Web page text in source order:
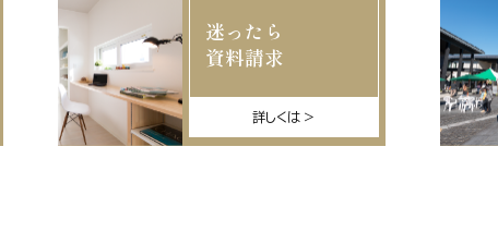
迷ったら
資料請求
詳しくは